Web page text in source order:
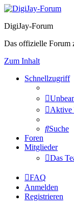
DigiJay-Forum
Das offizielle Forum
Zum Inhalt
Schnellzugriff
Aktive
Suche
Foren
Mitglieder
Das
FAQ
Anmelden
Registrieren